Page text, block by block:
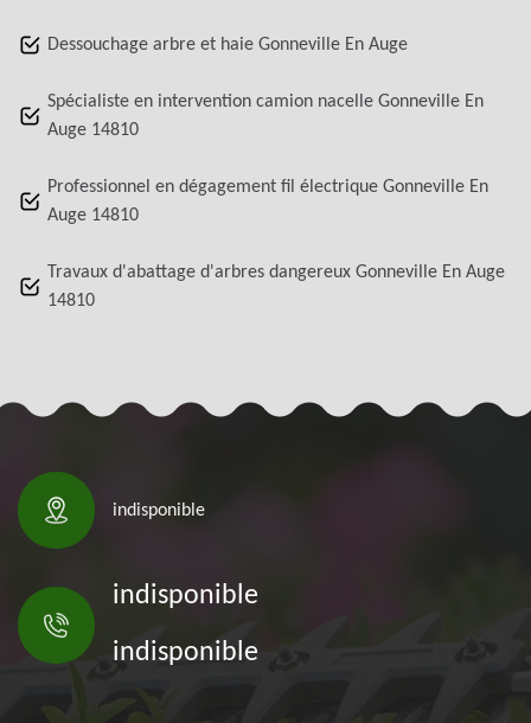
Dessouchage arbre et haie Gonneville En Auge
Spécialiste en intervention camion nacelle Gonneville En
Auge 14810
Professionnel en dégagement fil électrique Gonneville En
Auge 14810
Travaux d'abattage d'arbres dangereux Gonneville En Auge
14810
indisponible
indisponible
indisponible